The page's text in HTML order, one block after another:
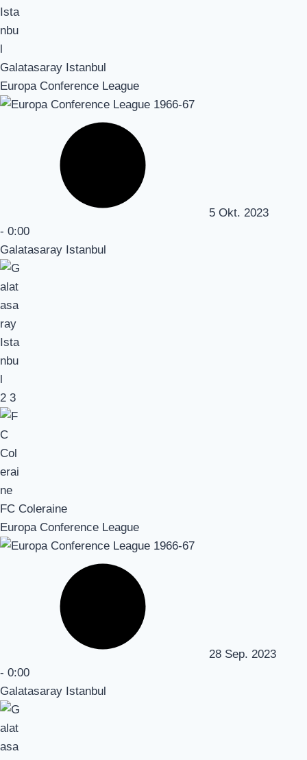
Galatasaray Istanbul
Europa Conference League
5 Okt. 2023
- 0:00
Galatasaray Istanbul
2 3
FC Coleraine
Europa Conference League
28 Sep. 2023
- 0:00
Galatasaray Istanbul